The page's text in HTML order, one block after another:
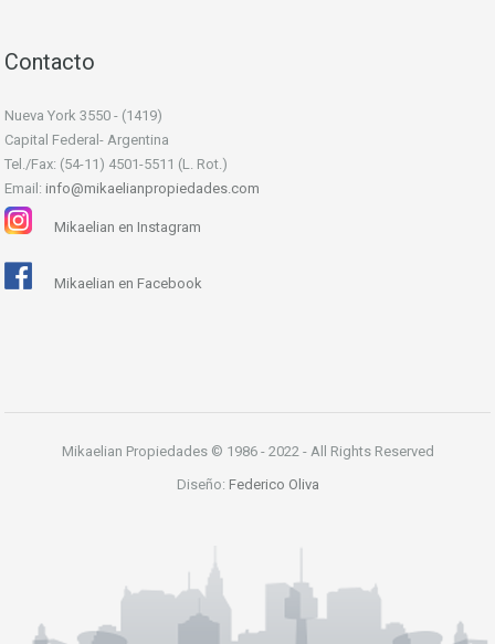
Contacto
Nueva York 3550 - (1419)
Capital Federal- Argentina
Tel./Fax: (54-11) 4501-5511 (L. Rot.)
Email: info@mikaelianpropiedades.com
Mikaelian en Instagram
Mikaelian en Facebook
Mikaelian Propiedades © 1986 - 2022 - All Rights Reserved
Diseño: Federico Oliva